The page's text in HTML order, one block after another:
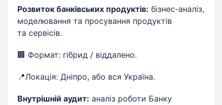
Розвиток банківських продуктів: бізнес-аналіз,
моделювання та просування продуктів
та сервісів.
🏢 Формат: гібрид / віддалено.
📍Локація: Дніпро, або вся Україна.
Внутрішній аудит: аналіз роботи Банку